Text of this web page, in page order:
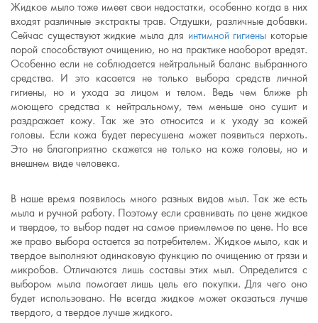
Жидкое мыло тоже имеет свои недостатки, особенно когда в них
входят различные экстракты трав. Отдушки, различные добавки.
Сейчас существуют жидкие мыла для интимной гигиены которые
порой способствуют очищению, но на практике наоборот вредят.
Особенно если не соблюдается нейтральный баланс выбранного
средства. И это касается не только выбора средств личной
гигиены, но и ухода за лицом и телом. Ведь чем ближе ph
моющего средства к нейтральному, тем меньше оно сушит и
раздражает кожу. Так же это относится и к уходу за кожей
головы. Если кожа будет пересушена может появиться перхоть.
Это не благоприятно скажется не только на коже головы, но и
внешнем виде человека.
В наше время появилось много разных видов мыл. Так же есть
мыла и ручной работу. Поэтому если сравнивать по цене жидкое
и твердое, то выбор падет на самое приемлемое по цене. Но все
же право выбора остается за потребителем. Жидкое мыло, как и
твердое выполняют одинаковую функцию по очищению от грязи и
микробов. Отличаются лишь составы этих мыл. Определится с
выбором мыла помогает лишь цель его покупки. Для чего оно
будет использовано. Не всегда жидкое может оказаться лучше
твердого, а твердое лучше жидкого.